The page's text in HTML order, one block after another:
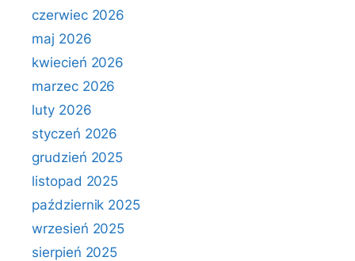
czerwiec 2026
maj 2026
kwiecień 2026
marzec 2026
luty 2026
styczeń 2026
grudzień 2025
listopad 2025
październik 2025
wrzesień 2025
sierpień 2025